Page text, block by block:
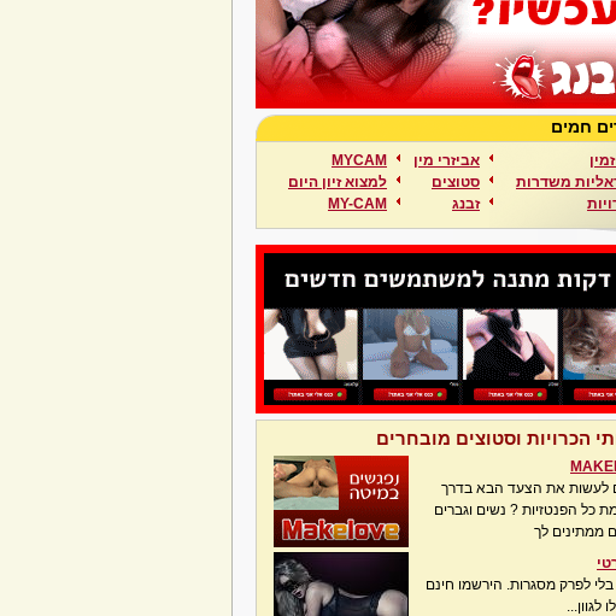
חמים
משדרות
אביזרי מין
סטוצים
זבנג
MYCAM
למצוא זיון היום
MY-CAM
הכרויות וסטוצים מובחרים
לעשות את הצעד הבא בדרך
כל הפנטזיות ? נשים וגברים
ממתינים לך
בלי לפרק מסגרות. הירשמו חינם
לגוון...